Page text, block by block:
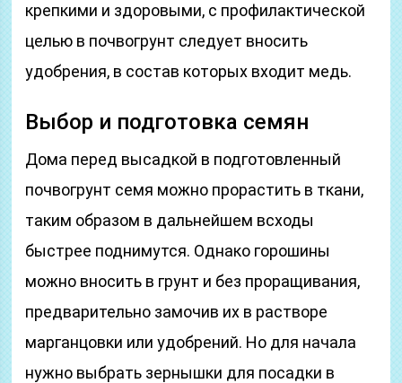
крепкими и здоровыми, с профилактической
целью в почвогрунт следует вносить
удобрения, в состав которых входит медь.
Выбор и подготовка семян
Дома перед высадкой в подготовленный
почвогрунт семя можно прорастить в ткани,
таким образом в дальнейшем всходы
быстрее поднимутся. Однако горошины
можно вносить в грунт и без проращивания,
предварительно замочив их в растворе
марганцовки или удобрений. Но для начала
нужно выбрать зернышки для посадки в